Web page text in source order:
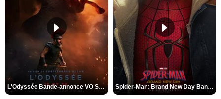
L'Odyssée Bande-annonce VO STFR Spider-Man: Brand New Day Bande-annonce VO STFR